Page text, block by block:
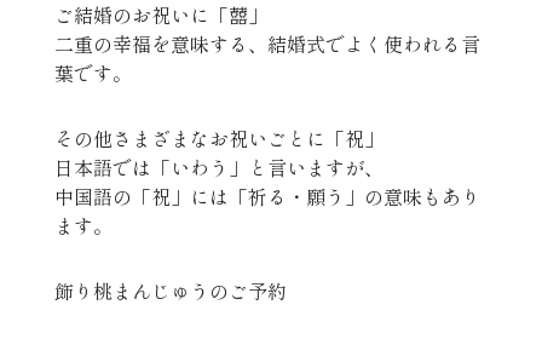
ご結婚のお祝いに「囍」
二重の幸福を意味する、結婚式でよく使われる言
葉です。
その他さまざまなお祝いごとに「祝」
日本語では「いわう」と言いますが、
中国語の「祝」には「祈る・願う」の意味もあり
ます。
飾り桃まんじゅうのご予約